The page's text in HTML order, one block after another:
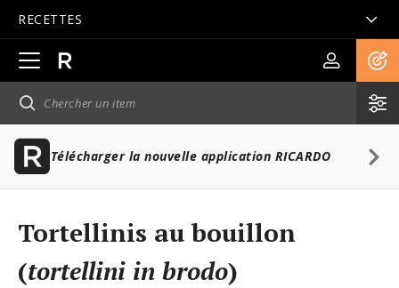
RECETTES
Ouvrir
la
navigation
principale
Télécharger la nouvelle application RICARDO
Tortellinis au bouillon
(tortellini in brodo)